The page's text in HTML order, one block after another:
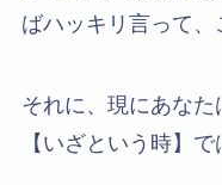
ばハッキリ言って、
それに、現にあな
【いざという時】